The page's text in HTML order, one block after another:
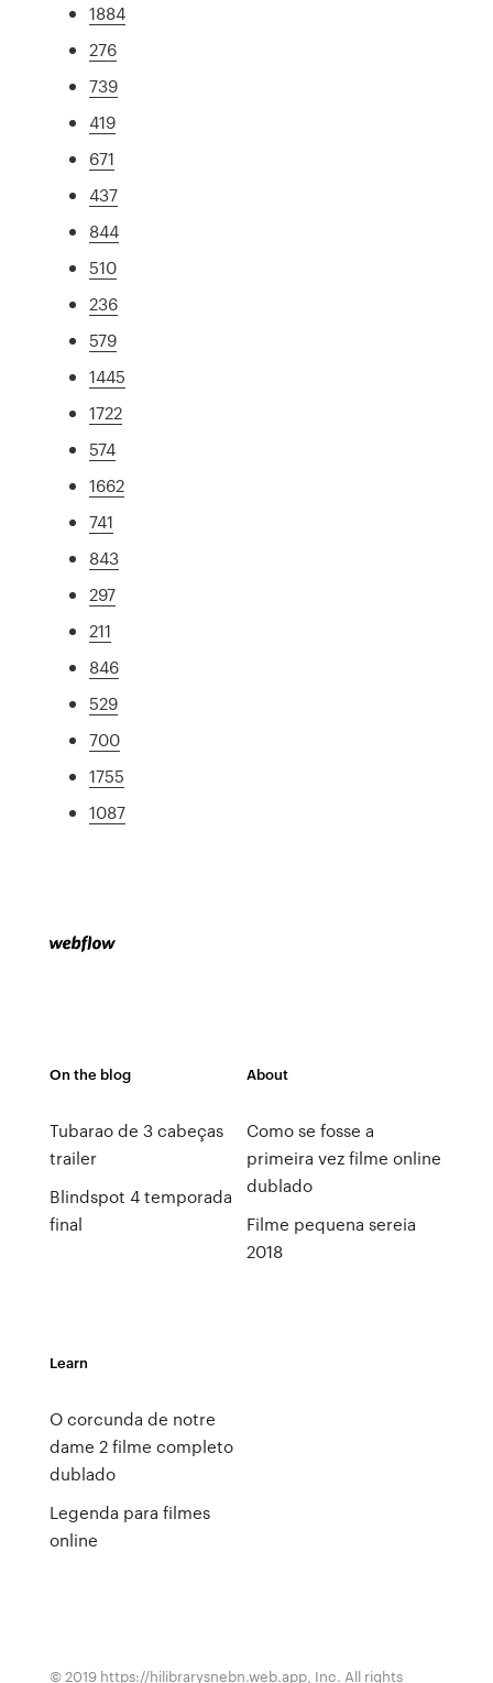
1884
276
739
419
671
437
844
510
236
579
1445
1722
574
1662
741
843
297
211
846
529
700
1755
1087
On the blog
Tubarao de 3 cabeças
trailer
Blindspot 4 temporada
final
About
Como se fosse a
primeira vez filme online
dublado
Filme pequena sereia
2018
Learn
O corcunda de notre
dame 2 filme completo
dublado
Legenda para filmes
online
© 2019 https://hilibrarysnebn.web.app, Inc. All rights